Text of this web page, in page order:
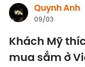
Quynh Anh
09/03
Khách Mỹ
mua sắm ở